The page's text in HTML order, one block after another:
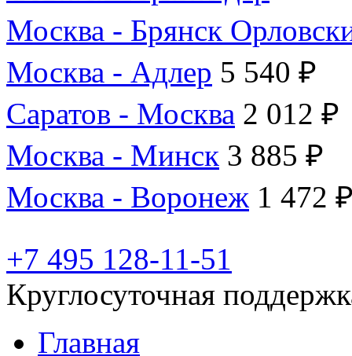
Москва - Брянск
Москва - Адлер 5 540 ₽
Саратов - Москва 2 012 ₽
Москва - Минск 3 885 ₽
Москва - Воронеж 1 472
+7 495 128-11-51
Круглосуточная
Главная